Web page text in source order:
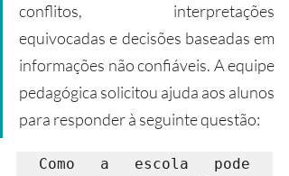
conflitos, interpretações
equivocadas e decisões baseadas em
informações não confiáveis. A equipe
pedagógica solicitou ajuda aos alunos
para responder à seguinte questão:
Como a escola pode